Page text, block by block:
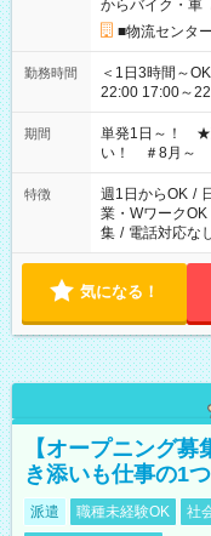
からバイク・車
■物流センタ
勤務時間
＜1日3時間～OK！＞ ▼ 例えば… ▼ 15:00～
22:00 17:00～22:00 など こちら以外の時
ださい！
期間
単発1日～！ ★
い！ ＃8月～
特徴 週1日からOK /
業・WワークOK
集 / 電話対応な
気になる！
【オープニング
き添いも仕事の1つ
派遣 職種未経験OK 社